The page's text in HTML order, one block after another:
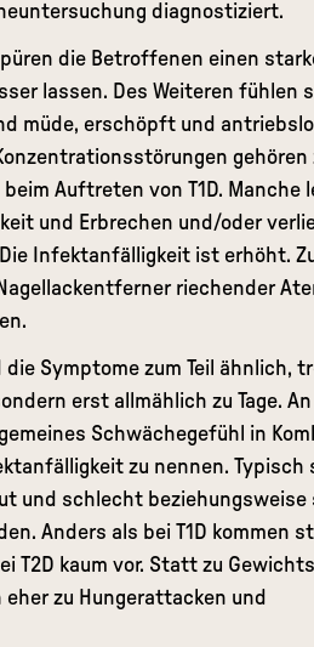
diagnostiziert.
die Betroffenen einen
lassen. Des Weiteren fühlen
müde, erschöpft und
gehören
Auftreten von T1D. Manche
und Erbrechen und/oder
Infektanfälligkeit ist erhöht.
riechender
die Symptome zum Teil ähnlich,
erst allmählich zu Tage.
Schwächegefühl in
zu nennen. Typisch
und schlecht beziehungsweise
Anders als bei T1D kommen
T2D kaum vor. Statt zu
zu Hungerattacken und